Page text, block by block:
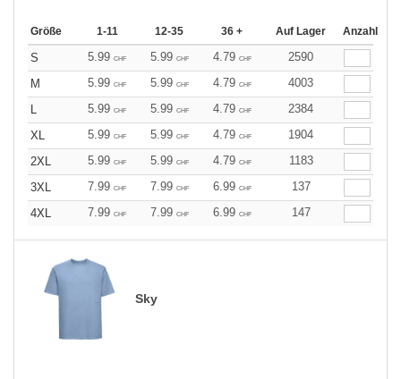
Größe 1-11 12-35 36 + Auf Lager Anzahl
S 5.99 CHF 5.99 CHF 4.79 CHF
2590
M
5.99 CHF 5.99 CHF 4.79 CHF
4003
L
5.99 CHF 5.99 CHF 4.79 CHF
2384
XL
5.99 CHF 5.99 CHF 4.79 CHF
1904
2XL
5.99 CHF 5.99 CHF 4.79 CHF
1183
3XL
7.99 CHF 7.99 CHF 6.99 CHF
137
4XL
7.99 CHF 7.99 CHF 6.99 CHF 147
Sky